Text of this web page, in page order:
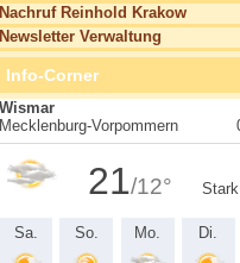
Nachruf Reinhold Krakow
Newsletter Verwaltung
Info-Corner